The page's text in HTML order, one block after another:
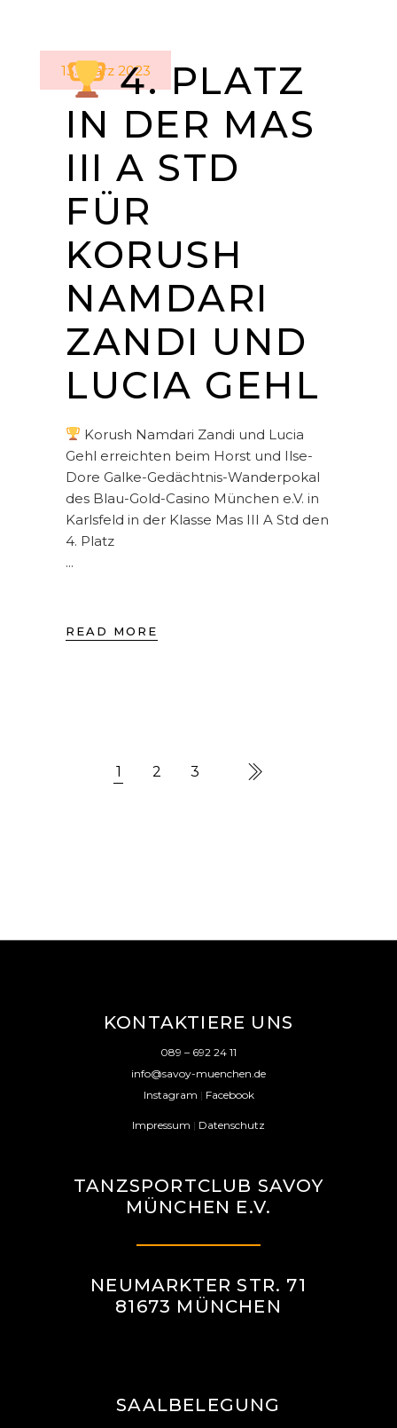
13. März 20234. PLATZ
IN DER MAS
III A STD
FÜR
KORUSH
NAMDARI
ZANDI UND
LUCIA GEHL
Korush Namdari Zandi und Lucia
Gehl erreichten beim Horst und Ilse-
Dore Galke-Gedächtnis-Wanderpokal
des Blau-Gold-Casino München e.V. in
Karlsfeld in der Klasse Mas III A Std den
4. Platz
READ MORE
1 2 3
KONTAKTIERE UNS
089 – 692 24 11
info@savoy-muenchen.de
Instagram | Facebook
Impressum | Datenschutz
TANZSPORTCLUB SAVOY
MÜNCHEN E.V.
NEUMARKTER STR. 71
81673 MÜNCHEN
SAALBELEGUNG